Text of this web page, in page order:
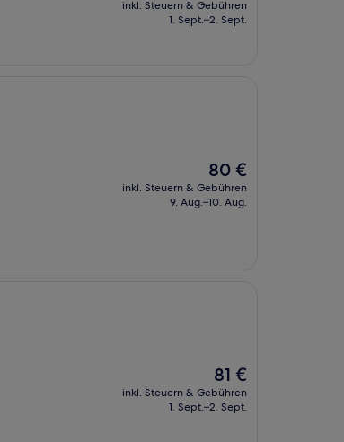
beträgt
inkl. Steuern & Gebühren
1. Sept.–2. Sept.
Der
Preis
beträgt
80 €
inkl. Steuern & Gebühren
9. Aug.–10. Aug.
Der
Preis
beträgt
81 €
inkl. Steuern & Gebühren
1. Sept.–2. Sept.